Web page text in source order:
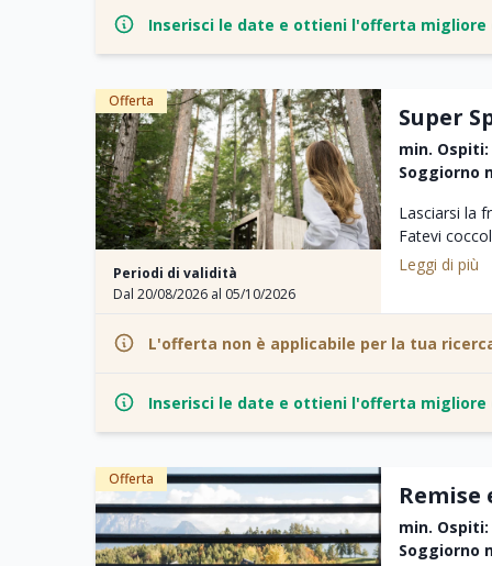
Percorsi
Briefing
Snack &
Photo
Coffee stop
Kit di
Inserisci le date e ottieni l'offerta
Offerta
Periodi di validità
Dal 20/08/2026 al 05/10/2026
Super
min. Ospiti:
Soggiorno
Lasciarsi la
Fatevi
Incluso per
passeggiate
bagno di
pasti
Leggi di più
L'offerta non è applicabile per la tua
Inserisci le date e ottieni l'offerta
Offerta
Remise
min. Ospiti:
Soggiorno